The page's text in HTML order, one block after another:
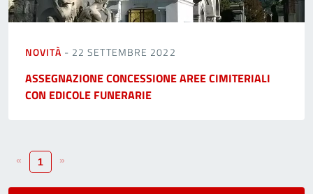
NOVITÀ - 22 SETTEMBRE 2022
ASSEGNAZIONE CONCESSIONE AREE CIMITERIALI
CON EDICOLE FUNERARIE
« 1 »